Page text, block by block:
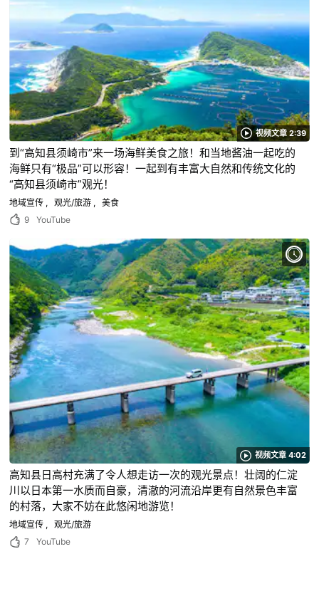
视频文章 2:39
到“高知县须崎市”来一场海鲜美食之旅！和当地酱油一起吃的
海鲜只有“极品”可以形容！一起到有丰富大自然和传统文化的
“高知县须崎市”观光！
地域宣传 观光/旅游
美食
9
YouTube
视频文章 4:02
高知县日高村充满了令人想走访一次的观光景点！壮阔的仁淀
川以日本第一水质而自豪，清澈的河流沿岸更有自然景色丰富
的村落，大家不妨在此悠闲地游览！
地域宣传
观光/旅游
7
YouTube